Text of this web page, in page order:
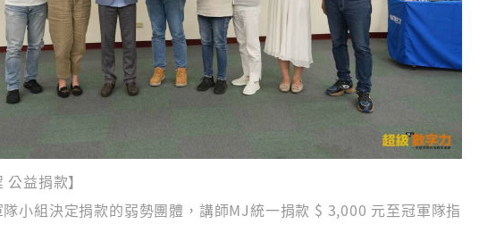
益捐款】
小組決定捐款的弱勢團體，講師MJ統一捐款 $ 3,000 元至冠軍隊指